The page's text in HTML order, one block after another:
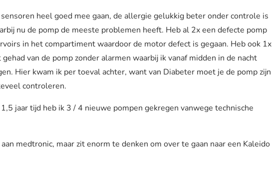
heel goed mee gaan, de allergie gelukkig beter onder controle is
nu de pomp de meeste problemen heeft. Heb al 2x een defecte pomp
in het compartiment waardoor de motor defect is gegaan. Heb ook 1x
van de pomp zonder alarmen waarbij ik vanaf midden in de nacht
Hier kwam ik per toeval achter, want van Diabeter moet je de pomp zijn
controleren.
jaar tijd heb ik 3 / 4 nieuwe pompen gekregen vanwege technische
medtronic, maar zit enorm te denken om over te gaan naar een Kaleido